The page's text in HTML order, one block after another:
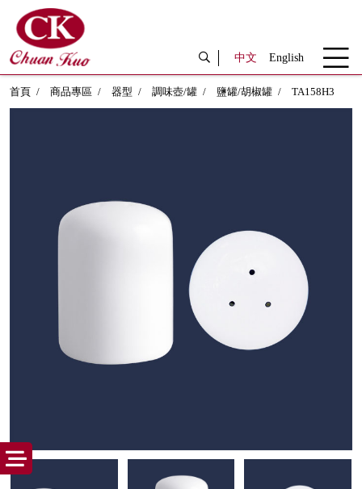
中文 English
首頁 商品專區 器型 調味壺/罐 鹽罐/胡椒罐 TA158H3